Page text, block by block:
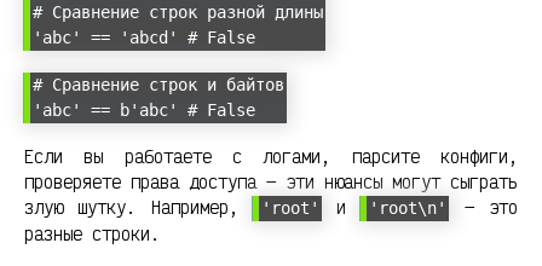
# Сравнение строк разной длины
'abc' == 'abcd' # False
# Сравнение строк и байтов
'abc' == b'abc' # False
Если вы работаете с логами, парсите конфиги,
проверяете права доступа — эти нюансы могут сыграть
злую шутку. Например,
'root' и 'root\n'
— это
разные строки.